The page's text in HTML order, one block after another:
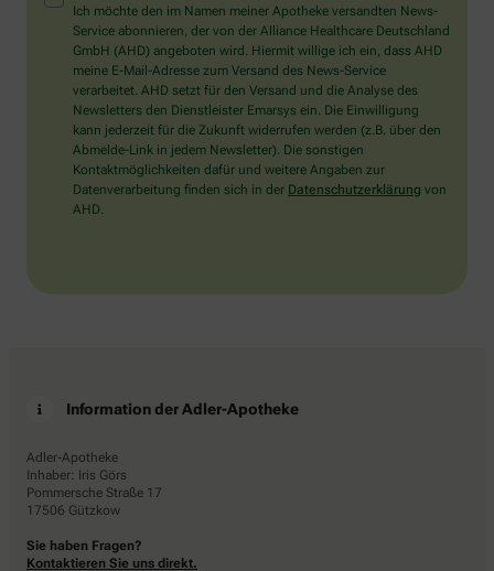
Mensch?
Dann
wählen
Sie
bitte
den
Schlüssel.
Ich möchte den im Namen meiner Apotheke versandten News-
Service abonnieren, der von der Alliance Healthcare Deutschland
GmbH (AHD) angeboten wird. Hiermit willige ich ein, dass AHD
meine E-Mail-Adresse zum Versand des News-Service
verarbeitet. AHD setzt für den Versand und die Analyse des
Newsletters den Dienstleister Emarsys ein. Die Einwilligung
kann jederzeit für die Zukunft widerrufen werden (z.B. über den
Abmelde-Link in jedem Newsletter). Die sonstigen
Kontaktmöglichkeiten dafür und weitere Angaben zur
Datenverarbeitung finden sich in der Datenschutzerklärung von
AHD.
Information der Adler-Apotheke
Adler-Apotheke
Inhaber: Iris Görs
Pommersche Straße 17
17506 Gützkow
Sie haben Fragen?
Kontaktieren Sie uns direkt.